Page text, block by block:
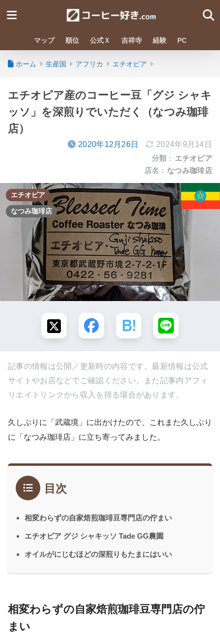
マップ 順位 公式Ｘ 吉祥寺 経験 PC
ホーム 生産国 アフリカ エチオピア
エチオピア産のコーヒー豆「グジ シャキ
ッソ」を深煎りでいただく（なつみ珈琲
店）
2020年12月26日
2024年9月14日
分類 : エチオピア
店名 : なつみ珈琲店
エチオピア
なつみ珈琲店
記事の情報は公開／更新時の内容です。最新情報は公式
サイトやお店などでご確認ください。また記事内アフィ
リエイトリンクから収入を得る場合があります。
久しぶりに「武蔵境」に出かけたので、これまた久しぶり
に「なつみ珈琲店」に立ち寄ってみました。
目次
相変わらずの自家焙煎珈琲豆専門店の佇まい
エチオピア グジ シャキッソ Tade GG農園
オイルがにじむほどの深煎りもたまにはいい
相変わらずの自家焙煎珈琲豆専門店の佇
まい